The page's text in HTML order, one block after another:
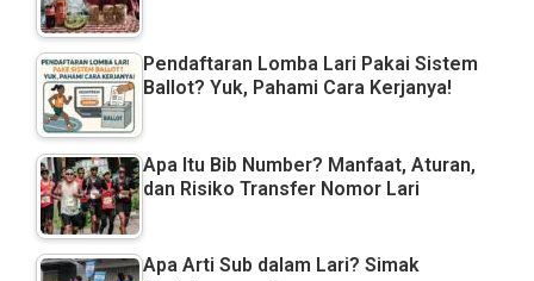
Pendaftaran Lomba Lari Pakai Sistem
Ballot? Yuk, Pahami Cara Kerjanya!
Apa Itu Bib Number? Manfaat, Aturan,
dan Risiko Transfer Nomor Lari
Apa Arti Sub dalam Lari? Simak